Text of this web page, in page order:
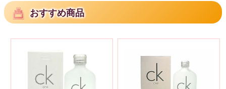
おすすめ商品